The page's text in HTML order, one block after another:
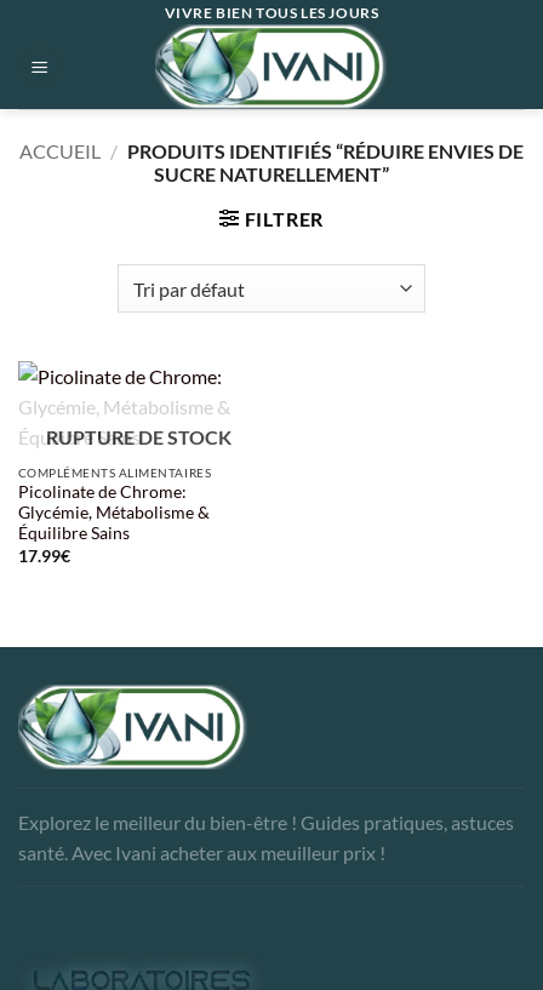
contenu
VIVRE BIEN TOUS LES JOURS
ACCUEIL / PRODUITS IDENTIFIÉS “RÉDUIRE ENVIES DE
SUCRE NATURELLEMENT”
FILTRER
RUPTURE DE STOCK
COMPLÉMENTS ALIMENTAIRES
Picolinate de Chrome:
Glycémie, Métabolisme &
Équilibre Sains
17.99€
Explorez le meilleur du bien-être ! Guides pratiques, astuces
santé. Avec Ivani acheter aux meuilleur prix !